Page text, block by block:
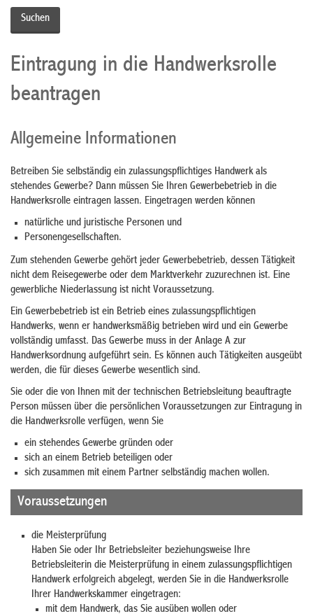
Eintragung in die Handwerksrolle
beantragen
Allgemeine Informationen
Betreiben Sie selbständig ein zulassungspflichtiges Handwerk als
stehendes Gewerbe? Dann müssen Sie Ihren Gewerbebetrieb in die
Handwerksrolle eintragen lassen. Eingetragen werden können
natürliche und juristische Personen und
Personengesellschaften.
Zum stehenden Gewerbe gehört jeder Gewerbebetrieb, dessen Tätigkeit
nicht dem Reisegewerbe oder dem Marktverkehr zuzurechnen ist. Eine
gewerbliche Niederlassung ist nicht Voraussetzung.
Ein Gewerbebetrieb ist ein Betrieb eines zulassungspflichtigen
Handwerks, wenn er handwerksmäßig betrieben wird und ein Gewerbe
vollständig umfasst. Das Gewerbe muss in der Anlage A zur
Handwerksordnung aufgeführt sein. Es können auch Tätigkeiten ausgeübt
werden, die für dieses Gewerbe wesentlich sind.
Sie oder die von Ihnen mit der technischen Betriebsleitung beauftragte
Person müssen über die persönlichen Voraussetzungen zur Eintragung in
die Handwerksrolle verfügen, wenn Sie
ein stehendes Gewerbe gründen oder
sich an einem Betrieb beteiligen oder
sich zusammen mit einem Partner selbständig machen wollen.
Voraussetzungen
die Meisterprüfung
Haben Sie oder Ihr Betriebsleiter beziehungsweise Ihre
Betriebsleiterin die Meisterprüfung in einem zulassungspflichtigen
Handwerk erfolgreich abgelegt, werden Sie in die Handwerksrolle
Ihrer Handwerkskammer eingetragen:
mit dem Handwerk, das Sie ausüben wollen oder